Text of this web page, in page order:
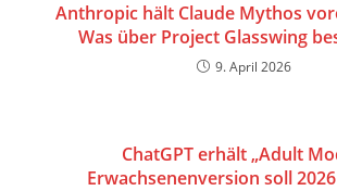
Anthropic hält Claude Mythos
Was über Project Glasswing
9. April 2026
ChatGPT erhält „Adult
Erwachsenenversion soll